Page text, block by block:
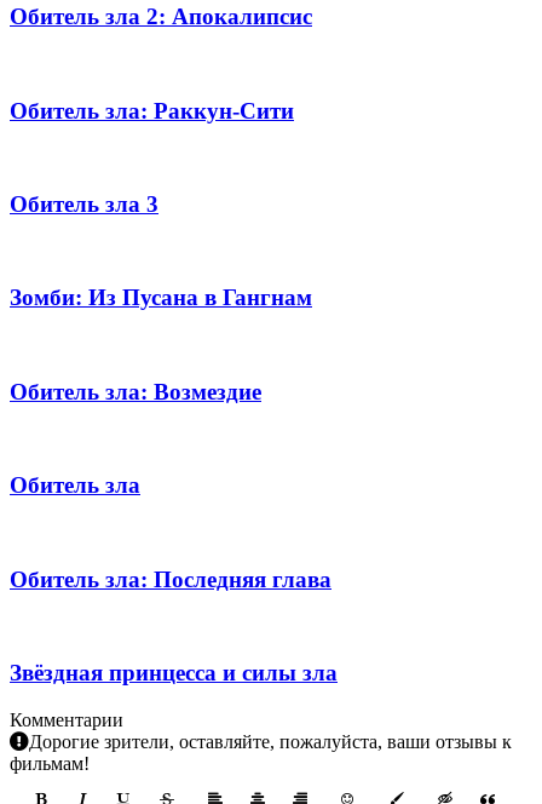
Обитель зла 2: Апокалипсис
Обитель зла: Раккун-Сити
Обитель зла 3
Зомби: Из Пусана в Гангнам
Обитель зла: Возмездие
Обитель зла
Обитель зла: Последняя глава
Звёздная принцесса и силы зла
Комментарии
Дорогие зрители, оставляйте, пожалуйста, ваши отзывы к
фильмам!